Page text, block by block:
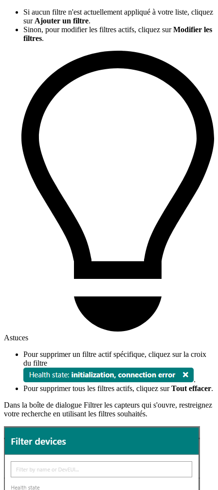
Si aucun filtre n'est actuellement appliqué à votre liste, cliquez
sur Ajouter un filtre.
Sinon, pour modifier les filtres actifs, cliquez surModifier les
filtres.
Astuces
Pour supprimer un filtre actif spécifique, cliquez sur la croix
du filtre
.
Pour supprimer tous les filtres actifs, cliquez surTout effacer.
Dans la boîte de dialogue Filtrer les capteurs qui s'ouvre, restreignez
votre recherche en utilisant les filtres souhaités.